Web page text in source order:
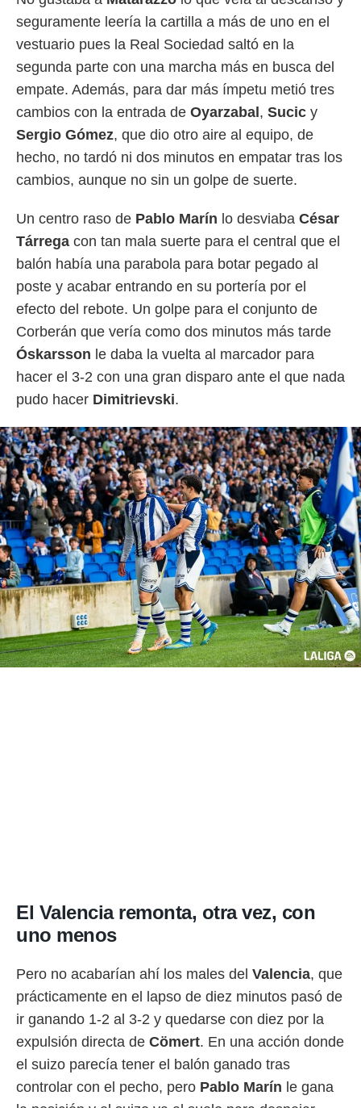
seguramente leería la cartilla a más de uno en el
vestuario pues la Real Sociedad saltó en la
segunda parte con una marcha más en busca del
empate. Además, para dar más ímpetu metió tres
cambios con la entrada de Oyarzabal, Sucic y
Sergio Gómez, que dio otro aire al equipo, de
hecho, no tardó ni dos minutos en empatar tras los
cambios, aunque no sin un golpe de suerte.
Un centro raso de Pablo Marín lo desviaba César
Tárrega con tan mala suerte para el central que el
balón había una parabola para botar pegado al
poste y acabar entrando en su portería por el
efecto del rebote. Un golpe para el conjunto de
Corberán que vería como dos minutos más tarde
Óskarsson le daba la vuelta al marcador para
hacer el 3-2 con una gran disparo ante el que nada
pudo hacer Dimitrievski.
El Valencia remonta, otra vez, con
uno menos
Pero no acabarían ahí los males del Valencia, que
prácticamente en el lapso de diez minutos pasó de
ir ganando 1-2 al 3-2 y quedarse con diez por la
expulsión directa de Cömert. En una acción donde
el suizo parecía tener el balón ganado tras
controlar con el pecho, pero Pablo Marín le gana